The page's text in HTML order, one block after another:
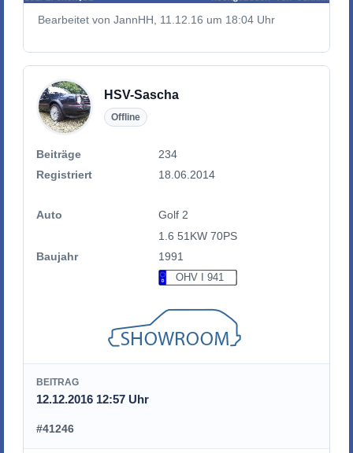
Bearbeitet von JannHH, 11.12.16 um 18:04 Uhr
HSV-Sascha
Offline
Beiträge
234
Registriert
18.06.2014
Auto
Golf 2
1.6 51KW 70PS
Baujahr
1991
OHV I 941
BEITRAG
12.12.2016 12:57 Uhr
#41246